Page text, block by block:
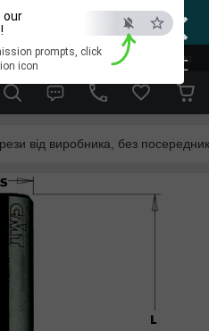
×
ESC
our
prompts, click
icon
зв'язок на viber
від виробника, без